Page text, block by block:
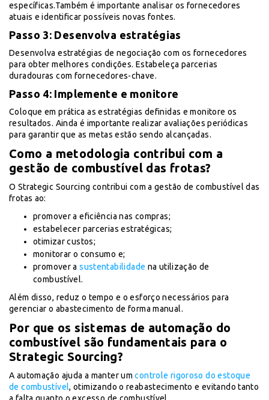
específicas.Também é importante analisar os fornecedores
atuais e identificar possíveis novas fontes.
Passo 3: Desenvolva estratégias
Desenvolva estratégias de negociação com os fornecedores
para obter melhores condições. Estabeleça parcerias
duradouras com fornecedores-chave.
Passo 4: Implemente e monitore
Coloque em prática as estratégias definidas e monitore os
resultados. Ainda é importante realizar avaliações periódicas
para garantir que as metas estão sendo alcançadas.
Como a metodologia contribui com a
gestão de combustível das frotas?
O Strategic Sourcing contribui com a gestão de combustível das
frotas ao:
promover a eficiência nas compras;
estabelecer parcerias estratégicas;
otimizar custos;
monitorar o consumo e;
promover asustentabilidade na utilização de
combustível.
Além disso, reduz o tempo e o esforço necessários para
gerenciar o abastecimento de forma manual.
Por que os sistemas de automação do
combustível são fundamentais para o
Strategic Sourcing?
A automação ajuda a manter umcontrole rigoroso do estoque
de combustível, otimizando o reabastecimento e evitando tanto